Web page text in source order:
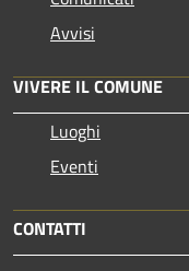
Avvisi
VIVERE IL COMUNE
Luoghi
Eventi
CONTATTI